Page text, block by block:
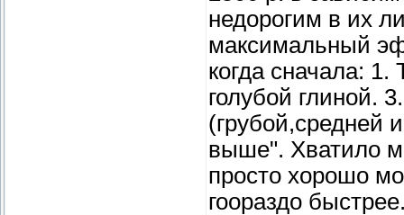
недорогим в их
максимальный
когда сначала:
голубой глиной.
(грубой,средней
выше". Хватило
просто хорошо
гоораздо